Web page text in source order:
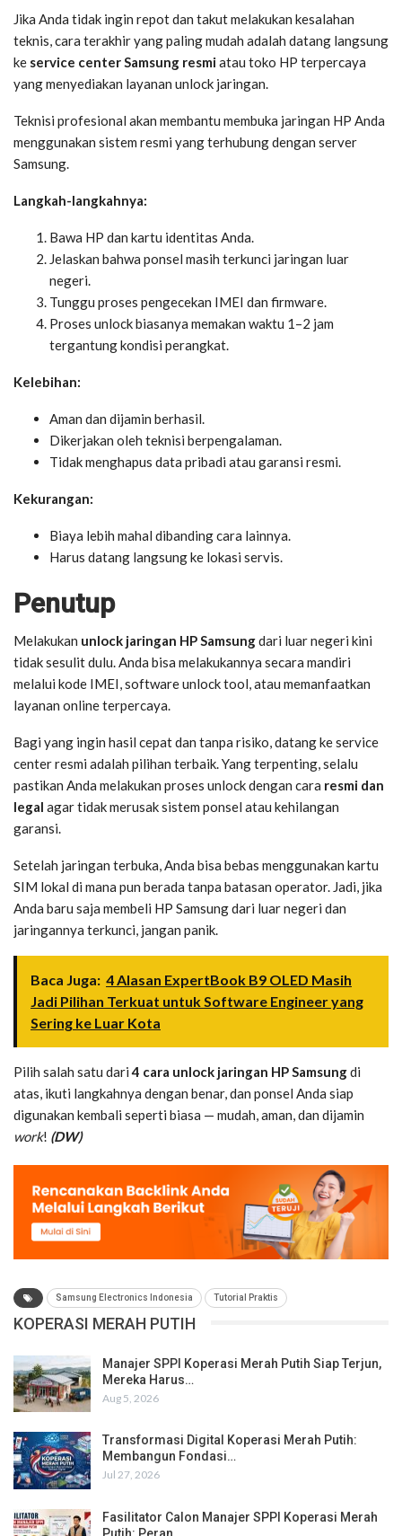
Jika Anda tidak ingin repot dan takut melakukan kesalahan
teknis, cara terakhir yang paling mudah adalah datang langsung
ke service center Samsung resmiatau toko HP terpercaya
yang menyediakan layanan unlock jaringan.
Teknisi profesional akan membantu membuka jaringan HP Anda
menggunakan sistem resmi yang terhubung dengan server
Samsung.
Langkah-langkahnya:
Bawa HP dan kartu identitas Anda.
Jelaskan bahwa ponsel masih terkunci jaringan luar
negeri.
Tunggu proses pengecekan IMEI dan firmware.
Proses unlock biasanya memakan waktu 1–2 jam
tergantung kondisi perangkat.
Kelebihan:
Aman dan dijamin berhasil.
Dikerjakan oleh teknisi berpengalaman.
Tidak menghapus data pribadi atau garansi resmi.
Kekurangan:
Biaya lebih mahal dibanding cara lainnya.
Harus datang langsung ke lokasi servis.
Penutup
Melakukan unlock jaringan HP Samsungdari luar negeri kini
tidak sesulit dulu. Anda bisa melakukannya secara mandiri
melalui kode IMEI, software unlock tool, atau memanfaatkan
layanan online terpercaya.
Bagi yang ingin hasil cepat dan tanpa risiko, datang ke service
center resmi adalah pilihan terbaik. Yang terpenting, selalu
pastikan Anda melakukan proses unlock dengan cara resmi dan
legal agar tidak merusak sistem ponsel atau kehilangan
garansi.
Setelah jaringan terbuka, Anda bisa bebas menggunakan kartu
SIM lokal di mana pun berada tanpa batasan operator. Jadi, jika
Anda baru saja membeli HP Samsung dari luar negeri dan
jaringannya terkunci, jangan panik.
Baca Juga: 4 Alasan ExpertBook B9 OLED Masih
Jadi Pilihan Terkuat untuk Software Engineer yang
Sering ke Luar Kota
Pilih salah satu dari4 cara unlock jaringan HP Samsungdi
atas, ikuti langkahnya dengan benar, dan ponsel Anda siap
digunakan kembali seperti biasa — mudah, aman, dan dijamin
work! (DW)
Samsung Electronics Indonesia Tutorial Praktis
KOPERASI MERAH PUTIH
Manajer SPPI Koperasi Merah Putih Siap Terjun,
Mereka Harus…
Aug 5, 2026
Transformasi Digital Koperasi Merah Putih:
Membangun Fondasi…
Jul 27, 2026
Fasilitator Calon Manajer SPPI Koperasi Merah